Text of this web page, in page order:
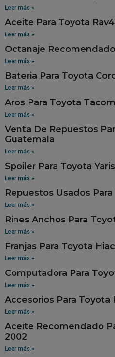
Leer más »
Aceite Para Toyota
Leer más »
Octanaje
Leer más »
Bateria Para Toyota
Leer más »
Aros Para Toyota
Leer más »
Venta De Repuestos
Guatemala
Leer más »
Spoiler Para Toyota Yaris
Leer más »
Repuestos Usados
Leer más »
Rines Anchos Para
Leer más »
Franjas Para Toyota
Leer más »
Computadora Para
Leer más »
Accesorios Para Toyota
Leer más »
Aceite Recomendado
2002
Leer más »